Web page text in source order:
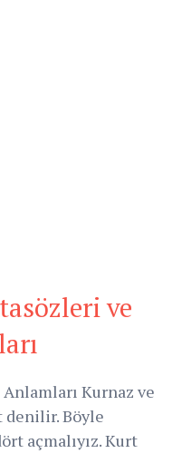
ve
Kurnaz ve
Böyle
açmalıyız. Kurt